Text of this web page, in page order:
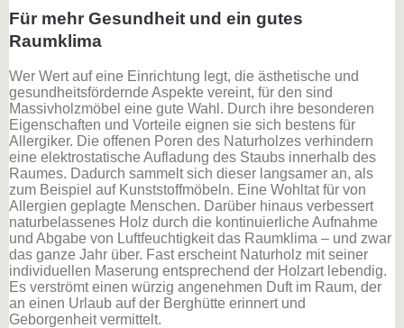
Für mehr Gesundheit und ein gutes
Raumklima
Wer Wert auf eine Einrichtung legt, die ästhetische und
gesundheitsfördernde Aspekte vereint, für den sind
Massivholzmöbel eine gute Wahl. Durch ihre besonderen
Eigenschaften und Vorteile eignen sie sich bestens für
Allergiker. Die offenen Poren des Naturholzes verhindern
eine elektrostatische Aufladung des Staubs innerhalb des
Raumes. Dadurch sammelt sich dieser langsamer an, als
zum Beispiel auf Kunststoffmöbeln. Eine Wohltat für von
Allergien geplagte Menschen. Darüber hinaus verbessert
naturbelassenes Holz durch die kontinuierliche Aufnahme
und Abgabe von Luftfeuchtigkeit das Raumklima – und zwar
das ganze Jahr über. Fast erscheint Naturholz mit seiner
individuellen Maserung entsprechend der Holzart lebendig.
Es verströmt einen würzig angenehmen Duft im Raum, der
an einen Urlaub auf der Berghütte erinnert und
Geborgenheit vermittelt.